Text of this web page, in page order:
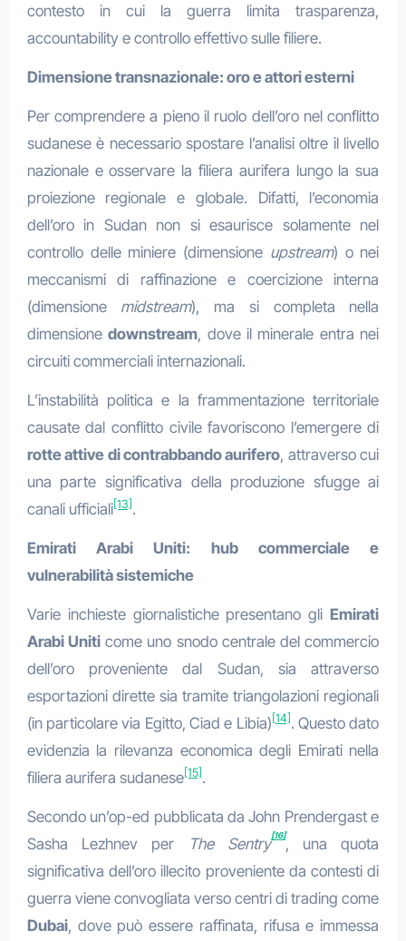
contesto in cui la guerra limita trasparenza,
accountability e controllo effettivo sulle filiere.
Dimensione transnazionale: oro e attori esterni
Per comprendere a pieno il ruolo dell’oro nel conflitto
sudanese è necessario spostare l’analisi oltre il livello
nazionale e osservare la filiera aurifera lungo la sua
proiezione regionale e globale. Difatti, l’economia
dell’oro in Sudan non si esaurisce solamente nel
controllo delle miniere (dimensione upstream) o nei
meccanismi di raffinazione e coercizione interna
(dimensione midstream), ma si completa nella
dimensionedownstream, dove il minerale entra nei
circuiti commerciali internazionali.
L’instabilità politica e la frammentazione territoriale
causate dal conflitto civile favoriscono l’emergere di
rotte attive di contrabbando aurifero, attraverso cui
una parte significativa della produzione sfugge ai
canali ufficiali[13] .
Emirati Arabi Uniti: hub commerciale e
vulnerabilità sistemiche
Varie inchieste giornalistiche presentano gliEmirati
Arabi Uniticome uno snodo centrale del commercio
dell’oro proveniente dal Sudan, sia attraverso
esportazioni dirette sia tramite triangolazioni regionali
(in particolare via Egitto, Ciad e Libia) [14] . Questo dato
evidenzia la rilevanza economica degli Emirati nella
filiera aurifera sudanese[15] .
Secondo un’op-ed pubblicata da John Prendergast e
Sasha Lezhnev per
The Sentry[16], una quota
significativa dell’oro illecito proveniente da contesti di
guerra viene convogliata verso centri di trading come
Dubai, dove può essere raffinata, rifusa e immessa